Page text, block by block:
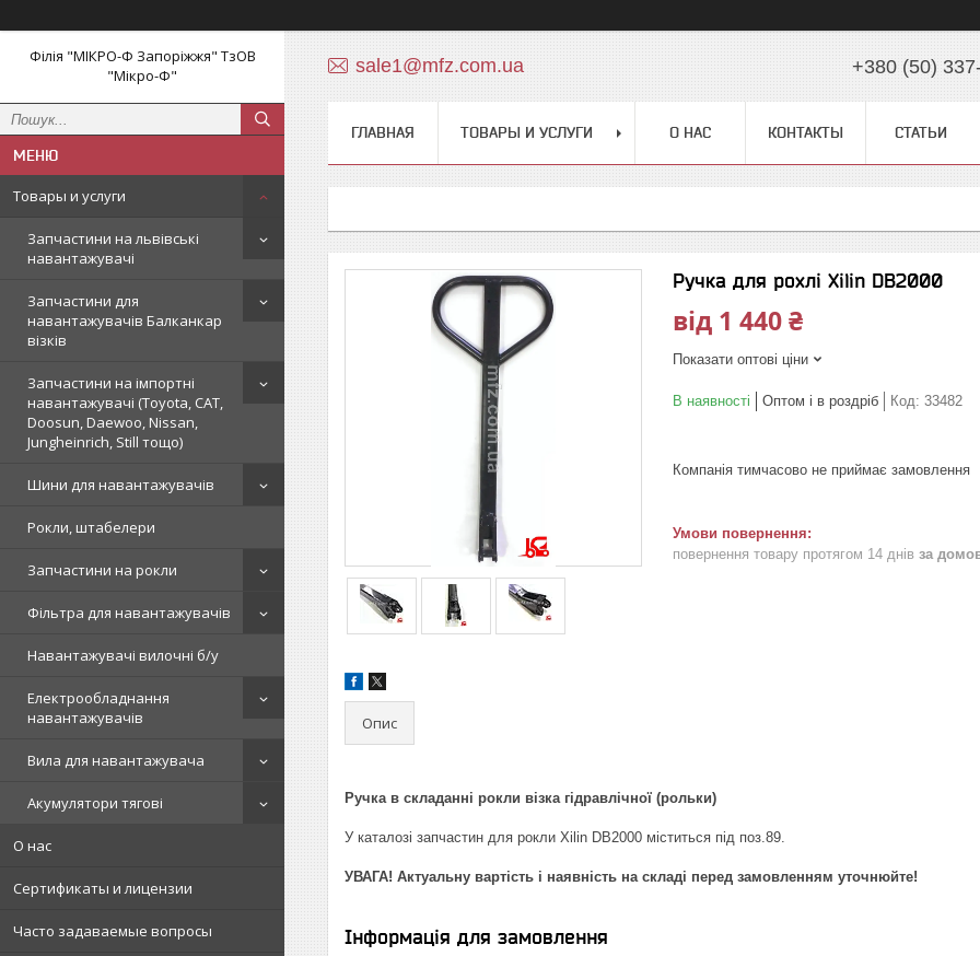
Філія "МІКРО-Ф Запоріжжя" ТзОВ
"Мікро-Ф"
Товары и услуги
Запчастини на львівські
навантажувачі
Запчастини для
навантажувачів Балканкар
візків
Запчастини на імпортні
навантажувачі (Toyota, CAT,
Doosun, Daewoo, Nissan,
Jungheinrich, Still тощо)
Шини для навантажувачів
Рокли, штабелери
Запчастини на рокли
Фільтра для навантажувачів
Навантажувачі вилочні б/у
Електрообладнання
навантажувачів
Вила для навантажувача
Акумулятори тягові
О нас
Сертификаты и лицензии
Часто задаваемые вопросы
sale1@mfz.com.ua +380 (50)
ГЛАВНАЯ ТОВАРЫ И УСЛУГИ О НАС КОНТАКТЫ СТАТЬИ
Ручка для рохлі Xilin DB2000
від 1 440 ₴
Показати оптові ціни
В наявності Оптом і в роздріб Код: 33482
Компанія тимчасово не приймає замовлення
повернення товару протягом 14 днів за
Опис
Ручка в складанні рокли візка гідравлічної (рольки)
У каталозі запчастин для рокли Xilin DB2000 міститься під поз.89.
УВАГА! Актуальну вартість і наявність на складі перед замовленням уточнюйте!
Інформація для замовлення